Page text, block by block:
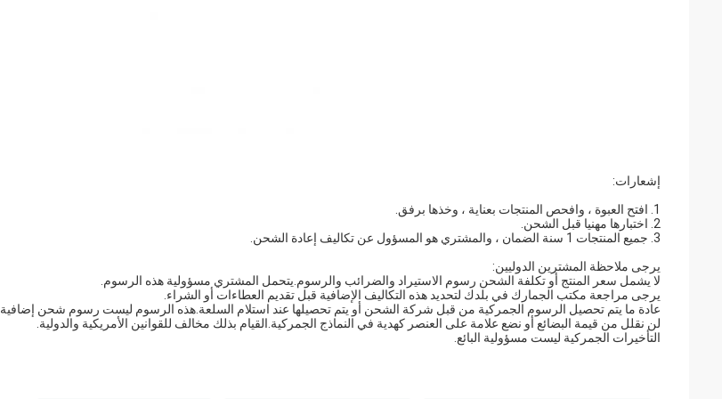
إشعارات:
1. افتح العبوة ، وافحص المنتجات بعناية ، وخذها برفق.
2. اختبارها مهنيا قبل الشحن.
3. جميع المنتجات 1 سنة الضمان ، والمشتري هو المسؤول عن تكاليف إعادة الشحن.
يرجى ملاحظة المشترين الدوليين:
لا يشمل سعر المنتج أو تكلفة الشحن رسوم الاستيراد والضرائب والرسوم.يتحمل المشتري مسؤولية هذه الرسوم.
يرجى مراجعة مكتب الجمارك في بلدك لتحديد هذه التكاليف الإضافية قبل تقديم العطاءات أو الشراء.
عادة ما يتم تحصيل الرسوم الجمركية من قبل شركة الشحن أو يتم تحصيلها عند استلام السلعة.هذه الرسوم ليست رسوم شحن إضافية.
لن نقلل من قيمة البضائع أو نضع علامة على العنصر كهدية في النماذج الجمركية.القيام بذلك مخالف للقوانين الأمريكية والدولية.
التأخيرات الجمركية ليست مسؤولية البائع.